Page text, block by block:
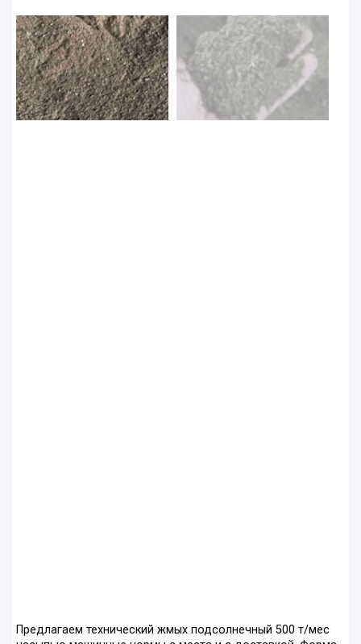
Предлагаем технический жмых подсолнечный 500 т/мес